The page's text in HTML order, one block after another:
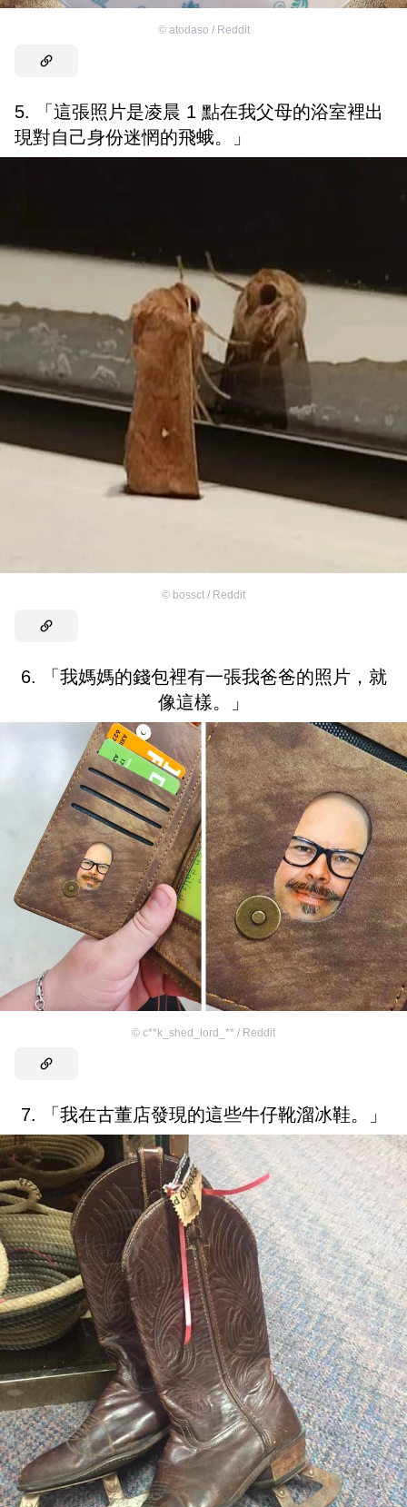
© atodaso / Reddit
5. 「這張照片是凌晨 1 點在我父母的浴室裡出
現對自己身份迷惘的飛蛾。」
© bossct / Reddit
6. 「我媽媽的錢包裡有一張我爸爸的照片，就
像這樣。」
© c**k_shed_lord_** / Reddit
7. 「我在古董店發現的這些牛仔靴溜冰鞋。」